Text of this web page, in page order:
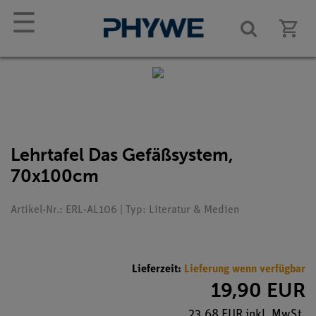
☰
Lehrtafel Das Gefäßsystem,
70x100cm
Artikel-Nr.: ERL-AL106 | Typ: Literatur & Medien
Lieferzeit: Lieferung wenn verfügbar
19,90 EUR